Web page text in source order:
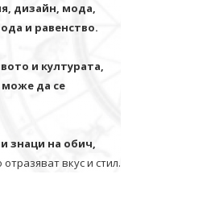
дизайн, мода,
и равенство.
и културата,
да се
знаци на обич,
вкус и стил.